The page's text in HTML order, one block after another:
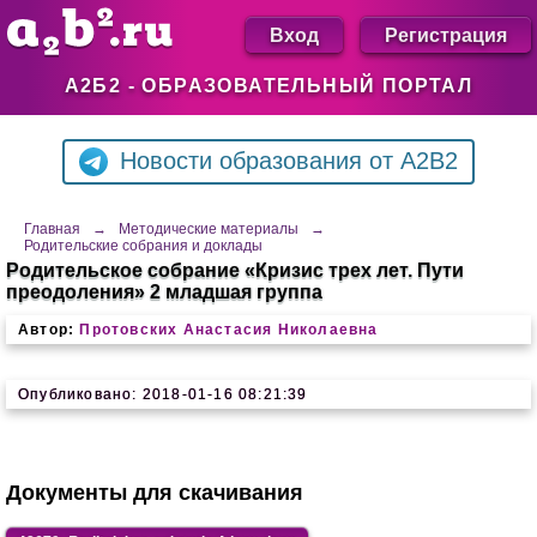
А2Б2 - ОБРАЗОВАТЕЛЬНЫЙ ПОРТАЛ
Вход Регистрация
Новости образования от A2B2
Главная → Методические материалы
→
Родительские собрания и доклады
Родительское собрание «Кризис трех лет. Пути
преодоления» 2 младшая группа
Автор: Протовских Анастасия Николаевна
Опубликовано: 2018-01-16 08:21:39
Документы для скачивания